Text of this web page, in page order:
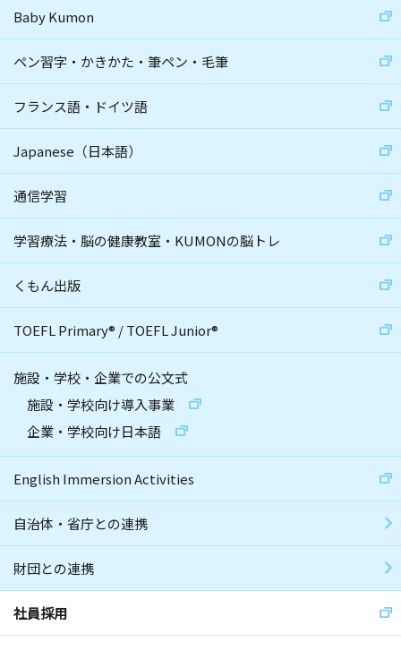
Baby Kumon
ペン習字・かきかた・筆ペン・毛筆
フランス語・ドイツ語
Japanese（日本語）
通信学習
学習療法・脳の健康教室・KUMONの脳トレ
くもん出版
TOEFL Primary® /TOEFL Junior®
施設・学校・企業での公文式
施設・学校向け導入事業
企業・学校向け日本語
English Immersion Activities
自治体・省庁との連携
財団との連携
社員採用